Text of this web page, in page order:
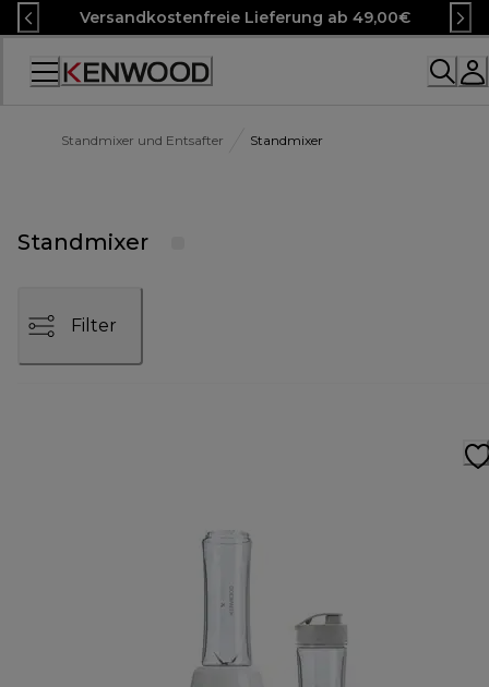
Skip
to
Content
Versandkostenfreie Lieferung ab 49,00€
Accessibility
Standmixer und Entsafter Standmixer
Standmixer
Filter